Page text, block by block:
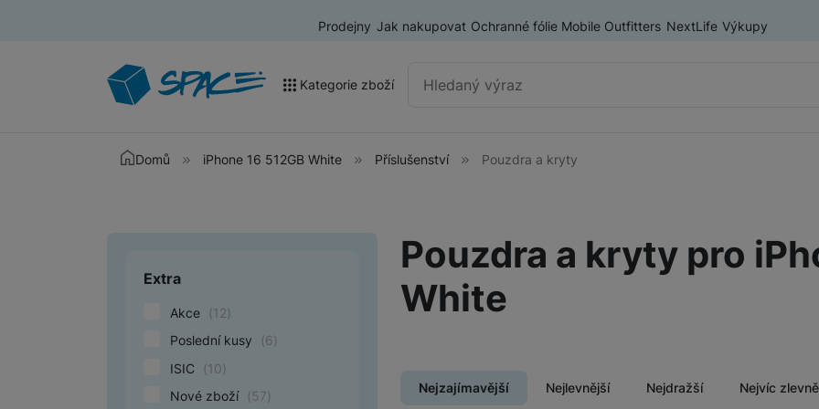
Prodejny Jak nakupovat Ochranné fólie Mobile Outfitters NextLife Výkupy
Vyhledávání
Kategorie zboží
Akce a výprodej
Výprodej
Domácí spotřebiče
Domácí spotřebiče
Tablety
Domů iPhone 16 512GB White Příslušenství Pouzdra a kryty
Pouzdra a kryty pro
White
Nejzajímavější Nejlevnější Nejdražší Nejvíc
Upřesnit parametry
Extra
Akce (12)
Poslední kusy
(6)
ISIC
(10)
Nové zboží (57)